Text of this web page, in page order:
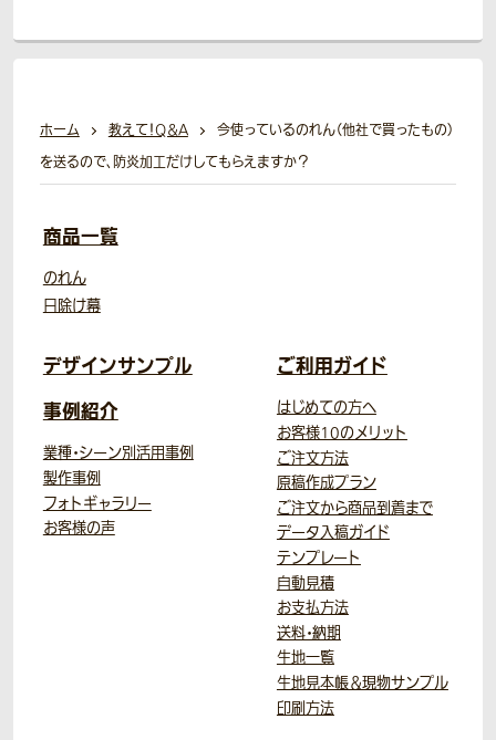
ホーム 教えて！Q＆A
今使っているのれん（他社で買ったもの）
を送るので、防炎加工だけしてもらえますか？
商品一覧
のれん
日除け幕
デザインサンプル
事例紹介
業種・シーン別活用事例
製作事例
フォトギャラリー
お客様の声
ご利用ガイド
はじめての方へ
お客様10のメリット
ご注文方法
原稿作成プラン
ご注文から商品到着まで
データ入稿ガイド
テンプレート
自動見積
お支払方法
送料・納期
生地一覧
生地見本帳＆現物サンプル
印刷方法